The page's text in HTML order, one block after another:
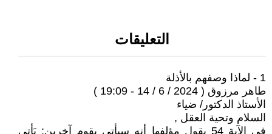
التعليقات
1 - لماذا وصفهم بالأذلة
طاهر مرزوق ( 2024 / 6 / 14 - 19:09 )
الأستاذ الدكتور/ ضياء
السلام وتحية العقل ,
فى الآية 54 يقول مؤلفها أنه سيأتى بقوم آخرين: يَأتِي